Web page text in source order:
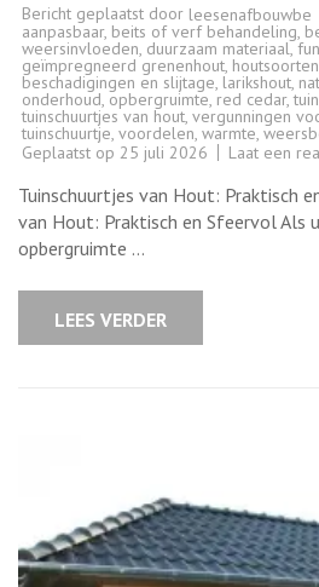
Bericht geplaatst door leesenafbouwbe
aanpasbaar, beits of verf behandeling,
weersinvloeden, duurzaam materiaal,
geïmpregneerd grenenhout, houtsoorten
beschadigingen en slijtage, larikshout,
onderhoud, opbergruimte, red cedar,
tuinschuurtjes van hout, vergunningen
tuinschuurtje, voordelen, warmte,
Geplaatst op 25 juli 2026 Laat een
Tuinschuurtjes van Hout: Praktisch
van Hout: Praktisch en Sfeervol Als
opbergruimte …
LEES VERDER